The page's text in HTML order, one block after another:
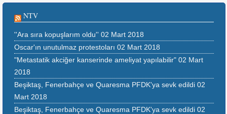
NTV
''Ara sıra kopuşlarım oldu'' 02 Mart 2018
Oscar'ın unutulmaz protestoları 02 Mart 2018
"Metastatik akciğer kanserinde ameliyat yapılabilir" 02 Mart
2018
Beşiktaş, Fenerbahçe ve Quaresma PFDK'ya sevk edildi 02
Mart 2018
Beşiktaş, Fenerbahçe ve Quaresma PFDK'ya sevk edildi 02